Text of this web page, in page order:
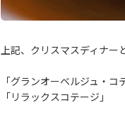
上記、クリスマスディナー
「グランオーベルジュ・コ
「リラックスコテージ